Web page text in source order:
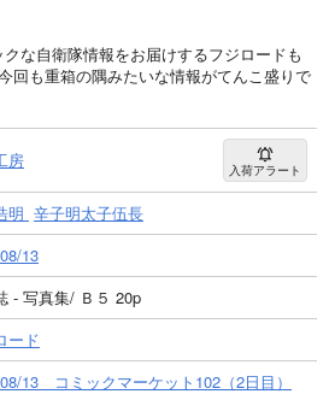
な自衛隊情報をお届けするフジロードも
回も重箱の隅みたいな情報がてんこ盛りで
房 入荷アラート
明 辛子明太子伍長
13
- 写真集/ Ｂ５ 20p
ード
13 コミックマーケット102（2日目）